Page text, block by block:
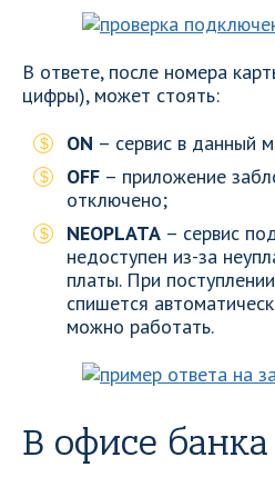
В ответе, после номера
цифры), может стоять:
ON – сервис в данный
OFF – приложение
отключено;
NEOPLATA – сервис
недоступен из-за
платы. При
спишется
можно работать.
В офисе банка